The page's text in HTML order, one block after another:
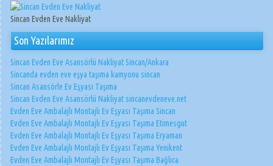
Sincan Evden Eve Nakliyat
Son Yazılarımız
Sincan Evden Eve Asansörlü Nakliyat Sincan/Ankara
Sincanda evden eve eşya taşıma kamyonu sincan
Sincan Asansörle Ev Eşyası Taşıma
Sincan Evden Eve Asansörlü Nakliyat sincanevdeneve.net
Evden Eve Ambalajlı Montajlı Ev Eşyası Taşıma Sincan
Evden Eve Ambalajlı Montajlı Ev Eşyası Taşıma Etimesgut
Evden Eve Ambalajlı Montajlı Ev Eşyası Taşıma Eryaman
Evden Eve Ambalajlı Montajlı Ev Eşyası Taşıma Yenikent
Evden Eve Ambalajlı Montajlı Ev Eşyası Taşıma Bağlıca